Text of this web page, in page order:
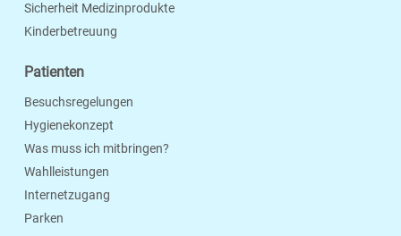
Sicherheit Medizinprodukte
Kinderbetreuung
Patienten
Besuchsregelungen
Hygienekonzept
Was muss ich mitbringen?
Wahlleistungen
Internetzugang
Parken